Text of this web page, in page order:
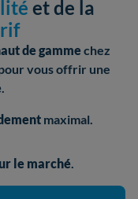
et de la
de gamme chez
vous offrir une
.
maximal.
le marché.